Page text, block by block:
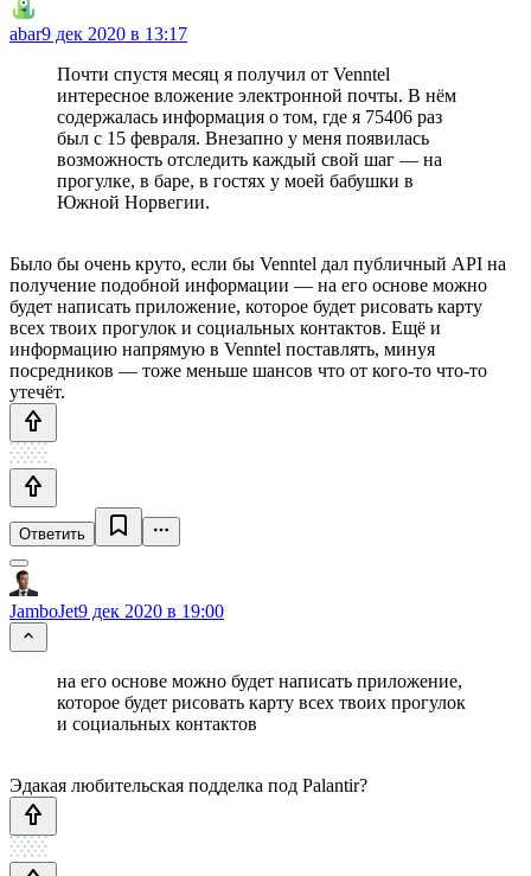
abar9 дек 2020 в 13:17
Почти спустя месяц я получил от Venntel
интересное вложение электронной почты. В нём
содержалась информация о том, где я 75406 раз
был с 15 февраля. Внезапно у меня появилась
возможность отследить каждый свой шаг — на
прогулке, в баре, в гостях у моей бабушки в
Южной Норвегии.
Было бы очень круто, если бы Venntel дал публичный API на
получение подобной информации — на его основе можно
будет написать приложение, которое будет рисовать карту
всех твоих прогулок и социальных контактов. Ещё и
информацию напрямую в Venntel поставлять, минуя
посредников — тоже меньше шансов что от кого-то что-то
утечёт.
Ответить
JamboJet9 дек 2020 в 19:00
на его основе можно будет написать приложение,
которое будет рисовать карту всех твоих прогулок
и социальных контактов
Эдакая любительская подделка под Palantir?